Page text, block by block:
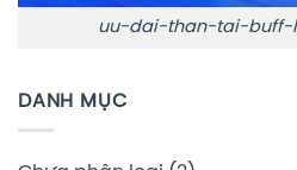
uu-dai-than-tai-
DANH MỤC